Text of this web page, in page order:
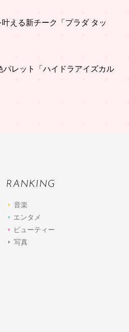
える新チーク「プラダ タッ
レット「ハイドラアイズカル
RANKING
音楽
エンタメ
ビューティー
写真